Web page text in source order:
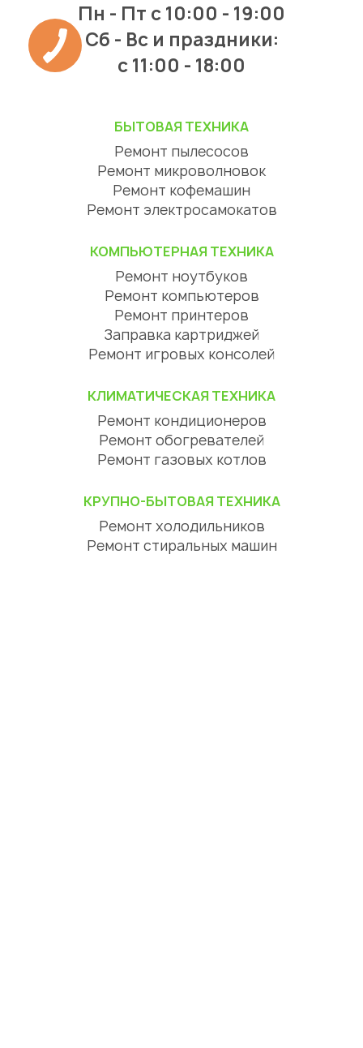
Пн - Пт с 10:00 - 19:00
Сб - Вс и праздники:
c 11:00 - 18:00
БЫТОВАЯ ТЕХНИКА
Ремонт пылесосов
Ремонт микроволновок
Ремонт кофемашин
Ремонт электросамокатов
КОМПЬЮТЕРНАЯ ТЕХНИКА
Ремонт ноутбуков
Ремонт компьютеров
Ремонт принтеров
Заправка картриджей
Ремонт игровых консолей
КЛИМАТИЧЕСКАЯ ТЕХНИКА
Ремонт кондиционеров
Ремонт обогревателей
Ремонт газовых котлов
КРУПНО-БЫТОВАЯ ТЕХНИКА
Ремонт холодильников
Ремонт стиральных машин